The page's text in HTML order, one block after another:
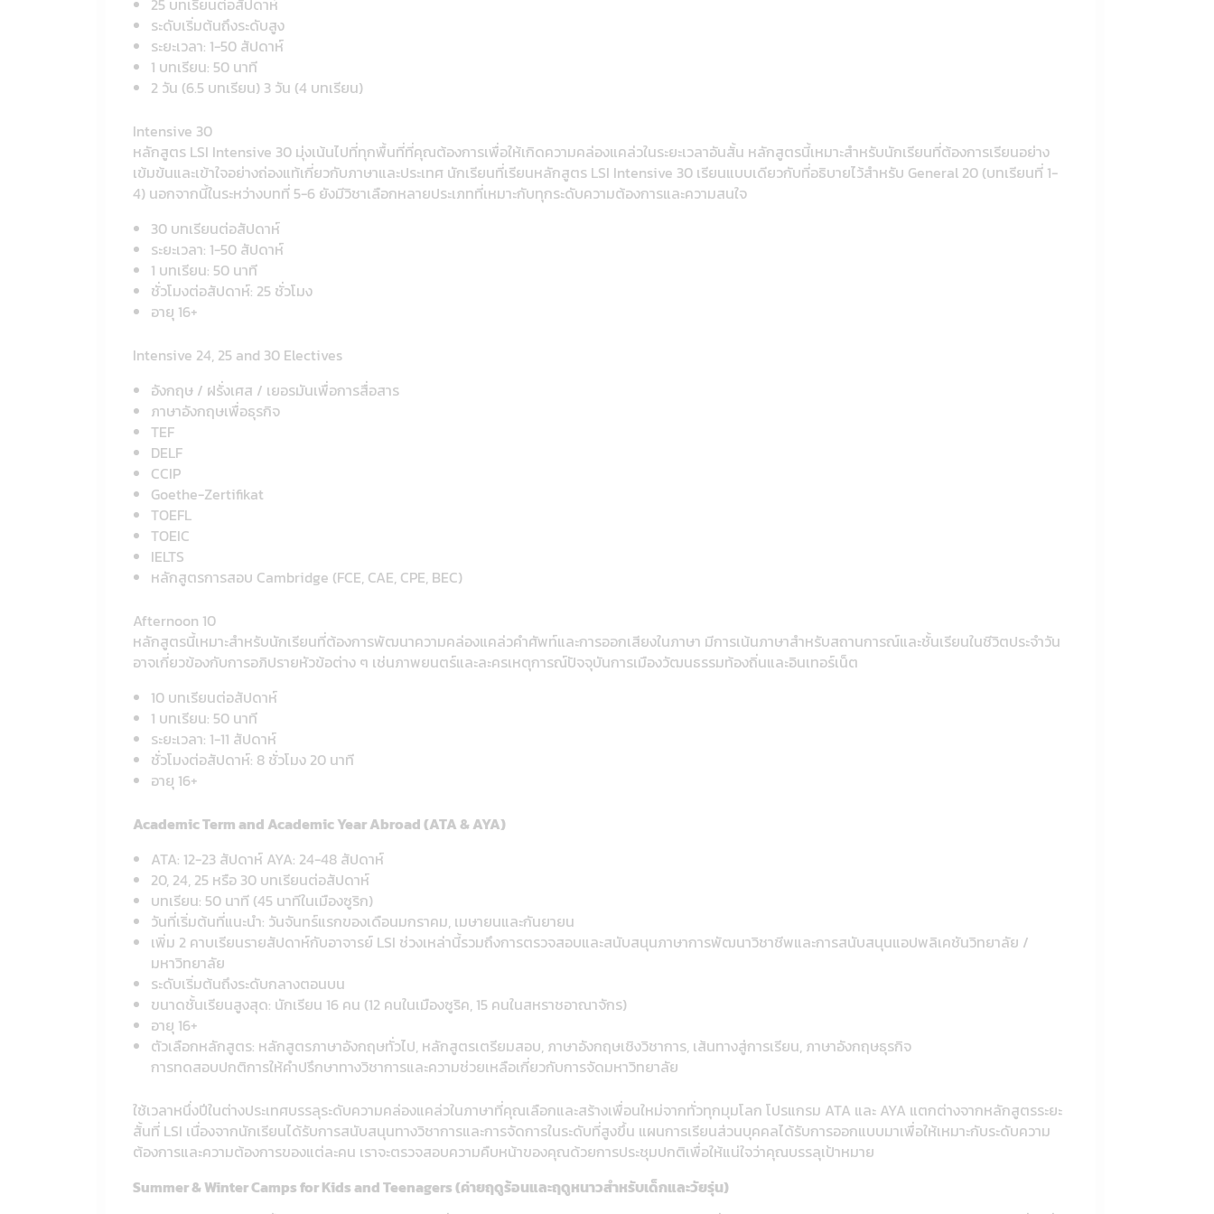
25 บทเรียนต่อสัปดาห์
ระดับเริ่มต้นถึงระดับสูง
ระยะเวลา: 1-50 สัปดาห์
1 บทเรียน: 50 นาที
2 วัน (6.5 บทเรียน) 3 วัน (4 บทเรียน)
Intensive 30
หลักสูตร LSI Intensive 30 มุ่งเน้นไปที่ทุกพื้นที่ที่คุณต้องการเพื่อให้เกิดความคล่องแคล่วในระยะเวลาอันสั้น หลักสูตรนี้เหมาะสำหรับนักเรียนที่ต้องการเรียนอย่าง
เข้มข้นและเข้าใจอย่างถ่องแท้เกี่ยวกับภาษาและประเทศ นักเรียนที่เรียนหลักสูตร LSI Intensive 30 เรียนแบบเดียวกับที่อธิบายไว้สำหรับ General 20 (บทเรียนที่ 1-
4) นอกจากนี้ในระหว่างบทที่ 5-6 ยังมีวิชาเลือกหลายประเภทที่เหมาะกับทุกระดับความต้องการและความสนใจ
30 บทเรียนต่อสัปดาห์
ระยะเวลา: 1-50 สัปดาห์
1 บทเรียน: 50 นาที
ชั่วโมงต่อสัปดาห์: 25 ชั่วโมง
อายุ 16+
Intensive 24, 25 and 30 Electives
อังกฤษ / ฝรั่งเศส / เยอรมันเพื่อการสื่อสาร
ภาษาอังกฤษเพื่อธุรกิจ
TEF
DELF
CCIP
Goethe-Zertifikat
TOEFL
TOEIC
IELTS
หลักสูตรการสอบ Cambridge (FCE, CAE, CPE, BEC)
Afternoon 10
หลักสูตรนี้เหมาะสำหรับนักเรียนที่ต้องการพัฒนาความคล่องแคล่วคำศัพท์และการออกเสียงในภาษา มีการเน้นภาษาสำหรับสถานการณ์และชั้นเรียนในชีวิตประจำวัน
อาจเกี่ยวข้องกับการอภิปรายหัวข้อต่าง ๆ เช่นภาพยนตร์และละครเหตุการณ์ปัจจุบันการเมืองวัฒนธรรมท้องถิ่นและอินเทอร์เน็ต
10 บทเรียนต่อสัปดาห์
1 บทเรียน: 50 นาที
ระยะเวลา: 1-11 สัปดาห์
ชั่วโมงต่อสัปดาห์: 8 ชั่วโมง 20 นาที
อายุ 16+
Academic Term and Academic Year Abroad (ATA & AYA)
ATA: 12-23 สัปดาห์ AYA: 24-48 สัปดาห์
20, 24, 25 หรือ 30 บทเรียนต่อสัปดาห์
บทเรียน: 50 นาที (45 นาทีในเมืองซูริก)
วันที่เริ่มต้นที่แนะนำ: วันจันทร์แรกของเดือนมกราคม, เมษายนและกันยายน
เพิ่ม 2 คาบเรียนรายสัปดาห์กับอาจารย์ LSI ช่วงเหล่านี้รวมถึงการตรวจสอบและสนับสนุนภาษาการพัฒนาวิชาชีพและการสนับสนุนแอปพลิเคชันวิทยาลัย /
มหาวิทยาลัย
ระดับเริ่มต้นถึงระดับกลางตอนบน
ขนาดชั้นเรียนสูงสุด: นักเรียน 16 คน (12 คนในเมืองซูริค, 15 คนในสหราชอาณาจักร)
อายุ 16+
ตัวเลือกหลักสูตร: หลักสูตรภาษาอังกฤษทั่วไป, หลักสูตรเตรียมสอบ, ภาษาอังกฤษเชิงวิชาการ, เส้นทางสู่การเรียน, ภาษาอังกฤษธุรกิจ
การทดสอบปกติการให้คำปรึกษาทางวิชาการและความช่วยเหลือเกี่ยวกับการจัดมหาวิทยาลัย
ใช้เวลาหนึ่งปีในต่างประเทศบรรลุระดับความคล่องแคล่วในภาษาที่คุณเลือกและสร้างเพื่อนใหม่จากทั่วทุกมุมโลก โปรแกรม ATA และ AYA แตกต่างจากหลักสูตรระยะ
สั้นที่ LSI เนื่องจากนักเรียนได้รับการสนับสนุนทางวิชาการและการจัดการในระดับที่สูงขึ้น แผนการเรียนส่วนบุคคลได้รับการออกแบบมาเพื่อให้เหมาะกับระดับความ
ต้องการและความต้องการของแต่ละคน เราจะตรวจสอบความคืบหน้าของคุณด้วยการประชุมปกติเพื่อให้แน่ใจว่าคุณบรรลุเป้าหมาย
Summer & Winter Camps for Kids and Teenagers (ค่ายฤดูร้อนและฤดูหนาวสำหรับเด็กและวัยรุ่น)